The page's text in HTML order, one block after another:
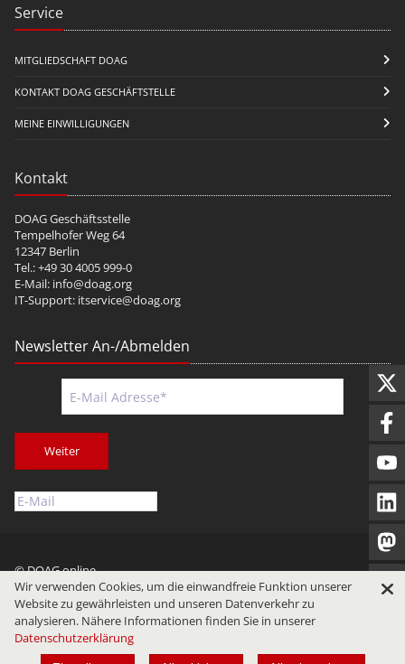
Service
MITGLIEDSCHAFT DOAG
KONTAKT DOAG GESCHÄFTSTELLE
MEINE EINWILLIGUNGEN
Kontakt
DOAG Geschäftsstelle
Tempelhofer Weg 64
12347 Berlin
Tel.: +49 30 4005 999-0
E-Mail: info@doag.org
IT-Support: itservice@doag.org
Newsletter An-/Abmelden
Weiter
© DOAG online
Impressum
Datenschutz Nutzungsbedingungen
Wir verwenden Cookies, um die einwandfreie Funktion unserer
Website zu gewährleisten und unseren Datenverkehr zu
analysieren. Nähere Informationen finden Sie in unserer
Datenschutzerklärung